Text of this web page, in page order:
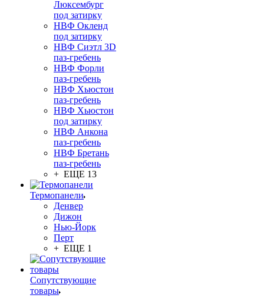
Люксембург
под затирку
НВФ Окленд
под затирку
НВФ Сиэтл 3D
паз-гребень
НВФ Форли
паз-гребень
НВФ Хьюстон
паз-гребень
НВФ Хьюстон
под затирку
НВФ Анкона
паз-гребень
НВФ Бретань
паз-гребень
+ ЕЩЕ 13
Термопанели
Денвер
Дижон
Нью-Йорк
Перт
+ ЕЩЕ 1
Сопутствующие
товары